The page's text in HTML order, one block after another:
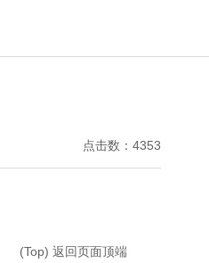
点击数：4353
(Top) 返回页面顶端